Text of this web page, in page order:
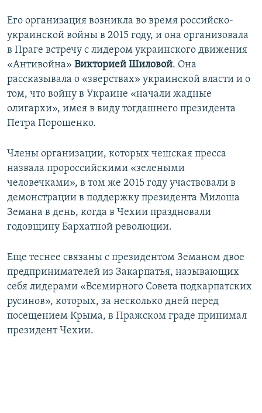
Его организация возникла во время российско-
украинской войны в 2015 году, и она организовала
в Праге встречу с лидером украинского движения
«Антивойна» Викторией Шиловой. Она
рассказывала о «зверствах» украинской власти и о
том, что войну в Украине «начали жадные
олигархи», имея в виду тогдашнего президента
Петра Порошенко.
Члены организации, которых чешская пресса
назвала пророссийскими «зелеными
человечками», в том же 2015 году участвовали в
демонстрации в поддержку президента Милоша
Земана в день, когда в Чехии праздновали
годовщину Бархатной революции.
Еще теснее связаны с президентом Земаном двое
предпринимателей из Закарпатья, называющих
себя лидерами «Всемирного Совета подкарпатских
русинов», которых, за несколько дней перед
посещением Крыма, в Пражском граде принимал
президент Чехии.